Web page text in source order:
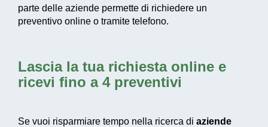
parte delle aziende permette di richiedere un
preventivo online o tramite telefono.
Lascia la tua richiesta online e
ricevi fino a 4 preventivi
Se vuoi risparmiare tempo nella ricerca di aziende